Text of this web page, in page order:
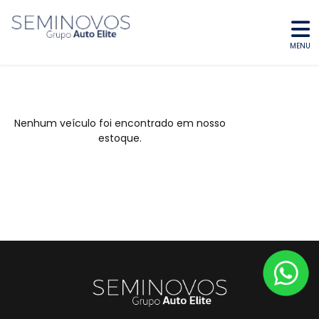
MENU
Nenhum veículo foi encontrado em nosso
estoque.